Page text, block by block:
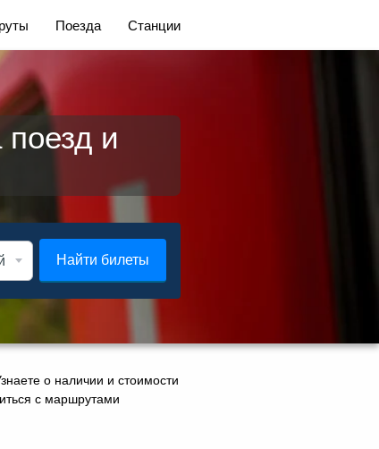
Поезда Станции
и
Найти билеты
о наличии и стоимости
с маршрутами